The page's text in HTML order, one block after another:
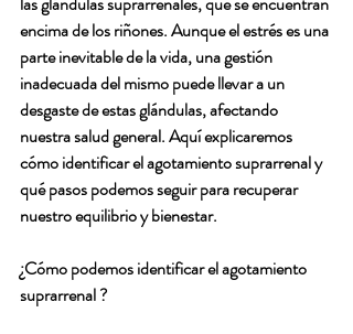
encima de los riñones. Aunque el estrés es una
parte inevitable de la vida, una gestión
inadecuada del mismo puede llevar a un
desgaste de estas glándulas, afectando
nuestra salud general. Aquí explicaremos
cómo identificar el agotamiento suprarrenal y
qué pasos podemos seguir para recuperar
nuestro equilibrio y bienestar.
¿Cómo podemos identificar el agotamiento
suprarrenal ?